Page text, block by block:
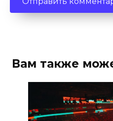
Вам также